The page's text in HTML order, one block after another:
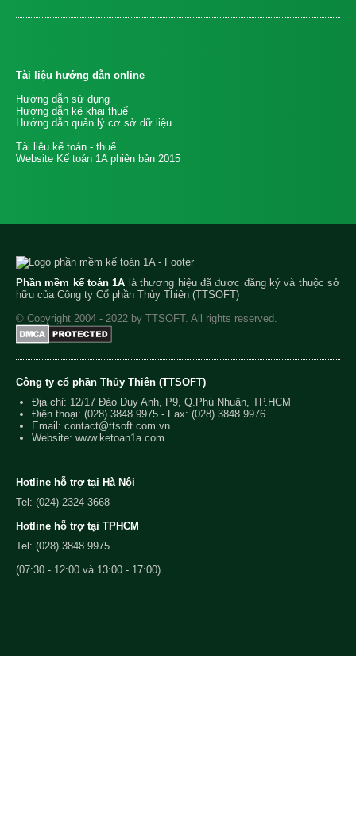
Tài liệu hướng dẫn online
Hướng dẫn sử dụng
Hướng dẫn kê khai thuế
Hướng dẫn quản lý cơ sở dữ liệu
Tài liệu kế toán - thuế
Website Kế toán 1A phiên bản 2015
Phần mềm kế toán 1A là thương hiệu đã được đăng ký và thuộc sở
hữu của Công ty Cổ phần Thủy Thiên (TTSOFT)
© Copyright 2004 - 2022 by TTSOFT. All rights reserved.
Công ty cổ phần Thủy Thiên (TTSOFT)
Địa chỉ: 12/17 Đào Duy Anh, P9, Q.Phú Nhuận, TP.HCM
Điện thoại: (028) 3848 9975 - Fax: (028) 3848 9976
Email: contact@ttsoft.com.vn
Website: www.ketoan1a.com
Hotline hỗ trợ tại Hà Nội
Tel: (024) 2324 3668
Hotline hỗ trợ tại TPHCM
Tel: (028) 3848 9975
(07:30 - 12:00 và 13:00 - 17:00)